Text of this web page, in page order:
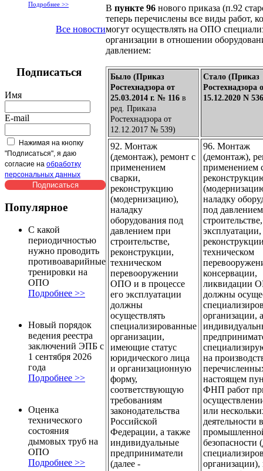
Подробнее >>
Все новости
Подписаться
Имя
E-mail
Нажимая на кнопку
"Подписаться", я даю
согласие на обработку
персональных данных
Популярное
С какой
периодичностью
нужно проводить
противоаварийные
тренировки на
ОПО
Подробнее >>
Новый порядок
ведения реестра
заключений ЭПБ с
1 сентября 2026
года
Подробнее >>
Оценка
технического
состояния
дымовых труб на
ОПО
Подробнее >>
В пункте 96 нового приказа (п.92
теперь перечислены все виды работ,
могут осуществлять на ОПО
организации в отношении
давлением:
Было (Приказ
Ростехнадзора от
25.03.2014 г. № 116 в
ред. Приказа
Ростехнадзора от
12.12.2017 № 539)
Стало (Приказ
Ростехнадзора
15.12.2020 N
92. Монтаж
(демонтаж), ремонт с
применением
сварки,
реконструкцию
(модернизацию),
наладку
оборудования под
давлением при
строительстве,
реконструкции,
техническом
перевооружении
ОПО и в процессе
его эксплуатации
должны
осуществлять
специализированные
организации,
имеющие статус
юридического лица
и организационную
форму,
соответствующую
требованиям
законодательства
Российской
Федерации, а также
индивидуальные
предприниматели
(далее -
96. Монтаж
(демонтаж),
применением
наладку
под
строительстве,
эксплуатации,
техническом
консервации,
ликвидации
должны
организации,
на
настоящем
ФНП работ
или
деятельности
безопасности
организации),